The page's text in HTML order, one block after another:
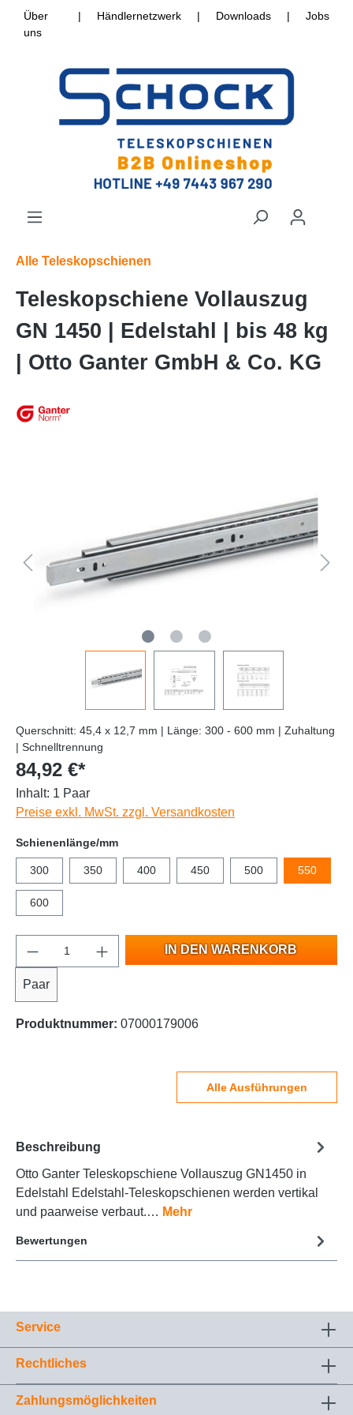
Über
uns
| Händlernetzwerk | Downloads | Jobs
Alle Teleskopschienen
Teleskopschiene Vollauszug
GN 1450 | Edelstahl | bis 48 kg
| Otto Ganter GmbH & Co. KG
Querschnitt: 45,4 x 12,7 mm | Länge: 300 - 600 mm | Zuhaltung
| Schnelltrennung
84,92 €*
Inhalt: 1 Paar
Preise exkl. MwSt. zzgl. Versandkosten
Schienenlänge/mm
300 350 400 450 500 550
600
Paar
IN DEN WARENKORB
Produktnummer: 07000179006
Alle Ausführungen
Beschreibung
Otto Ganter Teleskopschiene Vollauszug GN1450 in
Edelstahl Edelstahl-Teleskopschienen werden vertikal
und paarweise verbaut.… Mehr
Bewertungen
Service
Rechtliches
Zahlungsmöglichkeiten